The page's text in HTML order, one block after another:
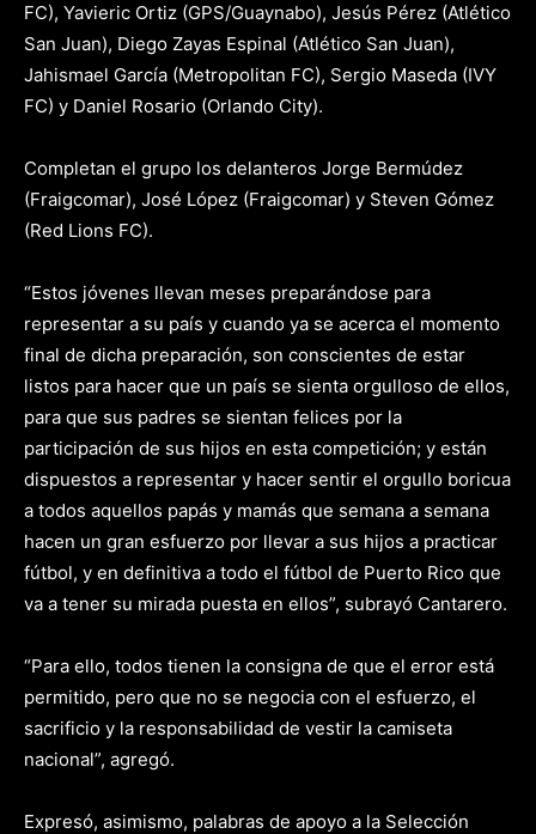
FC), Yavieric Ortiz (GPS/Guaynabo), Jesús Pérez (Atlético
San Juan), Diego Zayas Espinal (Atlético San Juan),
Jahismael García (Metropolitan FC), Sergio Maseda (IVY
FC) y Daniel Rosario (Orlando City).
Completan el grupo los delanteros Jorge Bermúdez
(Fraigcomar), José López (Fraigcomar) y Steven Gómez
(Red Lions FC).
“Estos jóvenes llevan meses preparándose para
representar a su país y cuando ya se acerca el momento
final de dicha preparación, son conscientes de estar
listos para hacer que un país se sienta orgulloso de ellos,
para que sus padres se sientan felices por la
participación de sus hijos en esta competición; y están
dispuestos a representar y hacer sentir el orgullo boricua
a todos aquellos papás y mamás que semana a semana
hacen un gran esfuerzo por llevar a sus hijos a practicar
fútbol, y en definitiva a todo el fútbol de Puerto Rico que
va a tener su mirada puesta en ellos”, subrayó Cantarero.
“Para ello, todos tienen la consigna de que el error está
permitido, pero que no se negocia con el esfuerzo, el
sacrificio y la responsabilidad de vestir la camiseta
nacional”, agregó.
Expresó, asimismo, palabras de apoyo a la Selección